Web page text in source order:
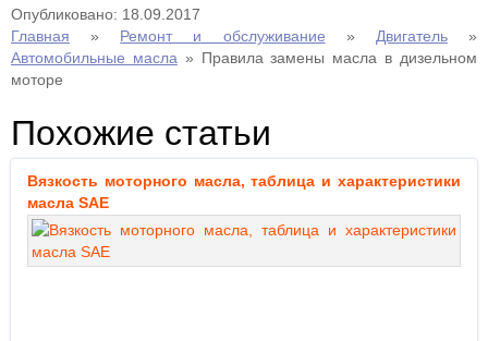
Опубликовано: 18.09.2017
Главная » Ремонт и обслуживание » Двигатель»
Автомобильные масла » Правила замены масла в дизельном
моторе
Похожие статьи
Вязкость моторного масла, таблица и характеристики
масла SAE